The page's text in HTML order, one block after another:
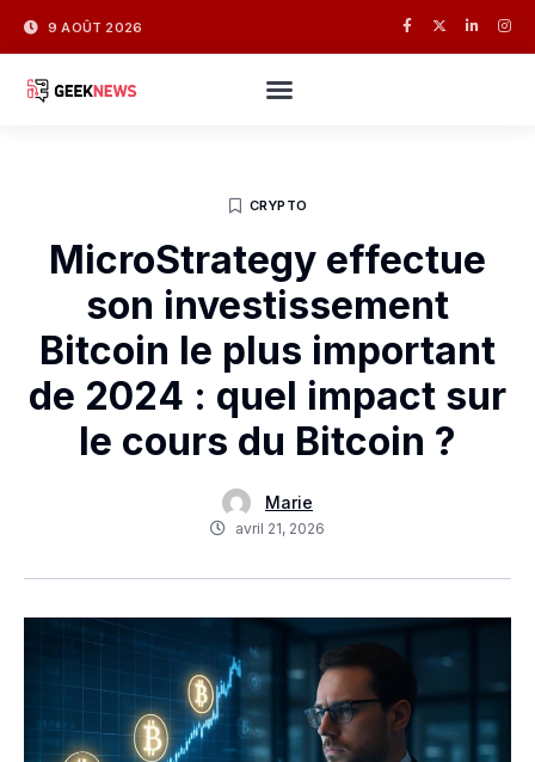
9 AOÛT 2026
CRYPTO
MicroStrategy effectue
son investissement
Bitcoin le plus important
de 2024 : quel impact sur
le cours du Bitcoin ?
Marie
avril 21, 2026